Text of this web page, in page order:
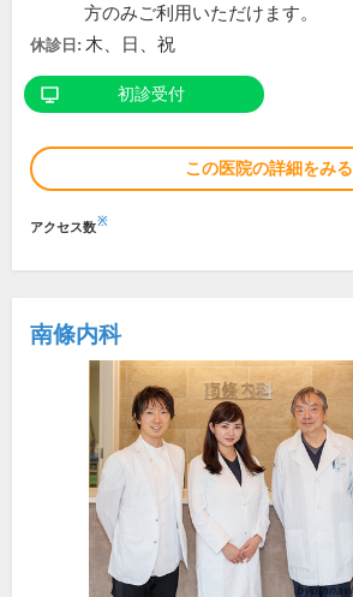
方のみご利用いただけます。
休診日: 木、日、祝
初診受付
この医院の詳細をみる
アクセス数※
南條内科